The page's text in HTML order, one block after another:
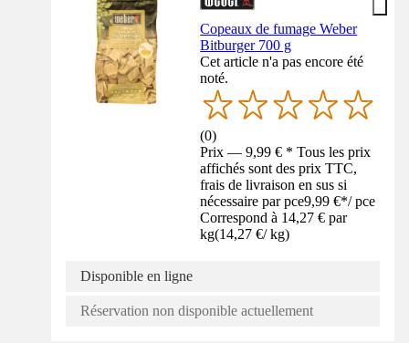
Copeaux de fumage Weber
Bitburger 700 g
Cet article n'a pas encore été
noté.
(0)
Prix — 9,99 € * Tous les prix
affichés sont des prix TTC,
frais de livraison en sus si
nécessaire par pce9,99 €*/ pce
Correspond à 14,27 € par
kg(14,27 €/ kg)
Disponible en ligne
Réservation non disponible actuellement